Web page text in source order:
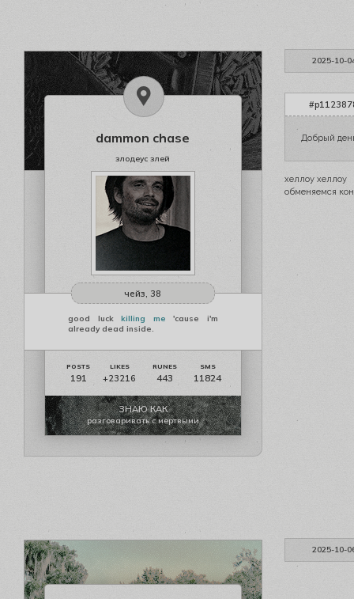
2025-10-
dammon chase
злодеус злей
чейз, 38
good luckkilling me 'cause i'm
already dead inside.
191 +23216 443 11824
ЗНАЮ КАК
разговаривать с мертвыми
Добрый
хеллоу хеллоу
обменяемся
2025-10-